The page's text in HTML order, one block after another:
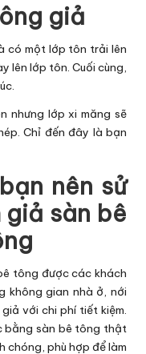
giả
có một lớp tôn trải lên
lên lớp tôn. Cuối cùng,
nhưng lớp xi măng sẽ
Chỉ đến đây là bạn
nên sử
sàn bê
tông được các khách
không gian nhà ở, nới
với chi phí tiết kiệm.
bằng sàn bê tông thật
chóng, phù hợp để làm